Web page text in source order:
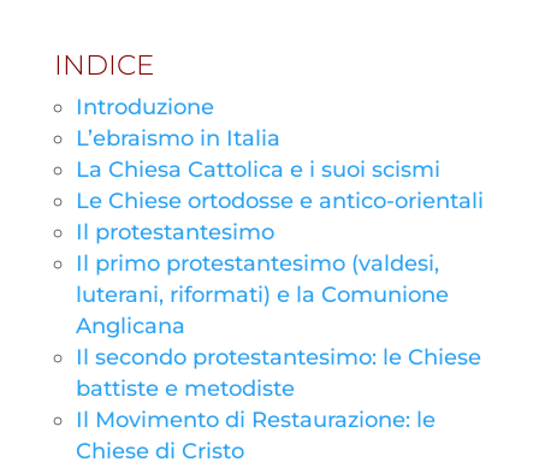
INDICE
Introduzione
L’ebraismo in Italia
La Chiesa Cattolica e i suoi scismi
Le Chiese ortodosse e antico-orientali
Il protestantesimo
Il primo protestantesimo (valdesi,
luterani, riformati) e la Comunione
Anglicana
Il secondo protestantesimo: le Chiese
battiste e metodiste
Il Movimento di Restaurazione: le
Chiese di Cristo